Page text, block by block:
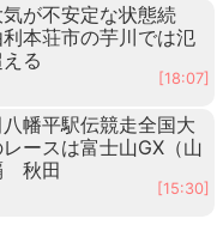
が不安定な状態続
本荘市の芋川では氾
る
[18:07]
幡平駅伝競走全国大
ースは富士山GX（山
秋田
[15:30]